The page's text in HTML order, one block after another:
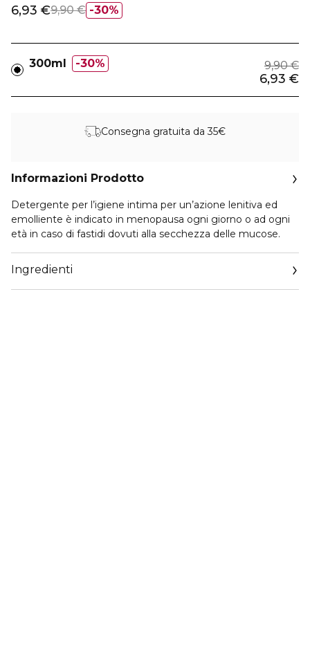
30%
6,93 €9,90 €
300ml 30% 9,90 €
6,93 €
Consegna gratuita da 35€
Informazioni Prodotto
Detergente per l’igiene intima per un’azione lenitiva ed
emolliente è indicato in menopausa ogni giorno o ad ogni
età in caso di fastidi dovuti alla secchezza delle mucose.
Ingredienti